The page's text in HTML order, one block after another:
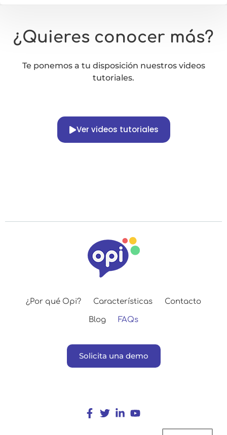
¿Quieres conocer más?
Te ponemos a tu disposición nuestros videos
tutoriales.
Ver videos tutoriales
¿Por qué Opi? Características Contacto
Blog FAQs
Solicita una demo